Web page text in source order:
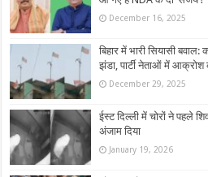
December 16, 2025
बिहार में भारी सियासी
झंडा, पार्टी नेताओं में आक्रोश
December 29, 2025
ईस्ट दिल्ली में चोरों ने पहले
अंजाम दिया
January 19, 2026